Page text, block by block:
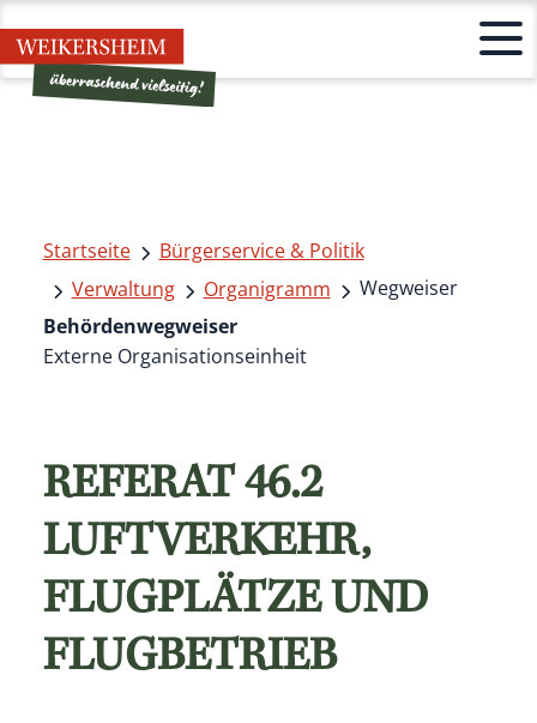
Startseite
Bürgerservice & Politik
Verwaltung
Organigramm
Wegweiser
Behördenwegweiser
Externe Organisationseinheit
REFERAT 46.2
LUFTVERKEHR,
FLUGPLÄTZE UND
FLUGBETRIEB